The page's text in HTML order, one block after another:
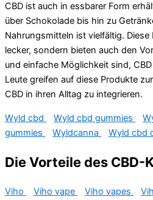
CBD ist auch in essbarer Form
über Schokolade bis hin zu
Nahrungsmitteln ist vielfältig.
lecker, sondern bieten auch den
und einfache Möglichkeit sind,
Leute greifen auf diese Produkte
CBD in ihren Alltag zu integrieren.
Wyld cbd Wyld cbd gummies
gummies
Wyldcanna Wyld cbd
Die Vorteile des CBD-
Viho Viho vape Viho vapes